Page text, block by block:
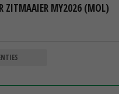
ZITMAAIER MY2026 (MOL)